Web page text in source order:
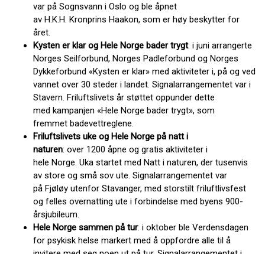
var på Sognsvann i Oslo og ble åpnet
av H.K.H. Kronprins Haakon, som er høy beskytter for
året.
Kysten er klar og Hele Norge bader trygt: i juni arrangerte
Norges Seilforbund, Norges Padleforbund og Norges
Dykkeforbund «Kysten er klar» med aktiviteter i, på og ved
vannet over 30 steder i landet. Signalarrangementet var i
Stavern. Friluftslivets år støttet oppunder dette
med kampanjen «Hele Norge bader trygt», som
fremmet badevettreglene.
Friluftslivets uke og Hele Norge på natt i
naturen: over 1200 åpne og gratis aktiviteter i
hele Norge. Uka startet med Natt i naturen, der tusenvis
av store og små sov ute. Signalarrangementet var
på Fjøløy utenfor Stavanger, med storstilt friluftlivsfest
og felles overnatting ute i forbindelse med byens 900-
årsjubileum.
Hele Norge sammen på tur: i oktober ble Verdensdagen
for psykisk helse markert med å oppfordre alle til å